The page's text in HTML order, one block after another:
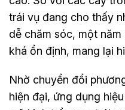
trái vụ đang cho thấy
dễ chăm sóc, một
khá ổn định, mang lại
Nhờ chuyển đổi
hiện đại, ứng dụng